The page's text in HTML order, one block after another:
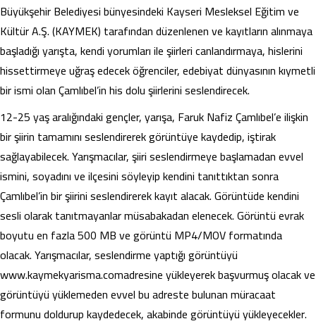
Büyükşehir Belediyesi bünyesindeki Kayseri Mesleksel Eğitim ve
Kültür A.Ş. (KAYMEK) tarafından düzenlenen ve kayıtların alınmaya
başladığı yarışta, kendi yorumları ile şiirleri canlandırmaya, hislerini
hissettirmeye uğraş edecek öğrenciler, edebiyat dünyasının kıymetli
bir ismi olan Çamlıbel’in his dolu şiirlerini seslendirecek.
12-25 yaş aralığındaki gençler, yarışa, Faruk Nafiz Çamlıbel’e ilişkin
bir şiirin tamamını seslendirerek görüntüye kaydedip, iştirak
sağlayabilecek. Yarışmacılar, şiiri seslendirmeye başlamadan evvel
ismini, soyadını ve ilçesini söyleyip kendini tanıttıktan sonra
Çamlıbel’in bir şiirini seslendirerek kayıt alacak. Görüntüde kendini
sesli olarak tanıtmayanlar müsabakadan elenecek. Görüntü evrak
boyutu en fazla 500 MB ve görüntü MP4/MOV formatında
olacak. Yarışmacılar, seslendirme yaptığı görüntüyü
www.kaymekyarisma.comadresine yükleyerek başvurmuş olacak ve
görüntüyü yüklemeden evvel bu adreste bulunan müracaat
formunu doldurup kaydedecek, akabinde görüntüyü yükleyecekler.